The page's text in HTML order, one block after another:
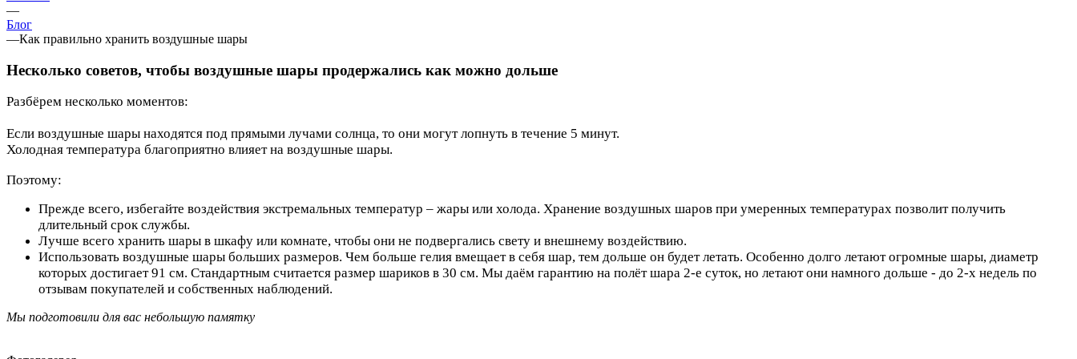
—
Блог
—Как правильно хранить воздушные шары
Несколько советов, чтобы воздушные шары продержались как можно дольше
Разбёрем несколько моментов:
Если воздушные шары находятся под прямыми лучами солнца, то они могут лопнуть в течение 5 минут.
Холодная температура благоприятно влияет на воздушные шары.
Поэтому:
Прежде всего, избегайте воздействия экстремальных температур – жары или холода. Хранение воздушных шаров при умеренных температурах позволит получить
длительный срок службы.
Лучше всего хранить шары в шкафу или комнате, чтобы они не подвергались свету и внешнему воздействию.
Использовать воздушные шары больших размеров. Чем больше гелия вмещает в себя шар, тем дольше он будет летать. Особенно долго летают огромные шары, диаметр
которых достигает 91 см. Стандартным считается размер шариков в 30 см. Мы даём гарантию на полёт шара 2-е суток, но летают они намного дольше - до 2-х недель по
отзывам покупателей и собственных наблюдений.
Мы подготовили для вас небольшую памятку